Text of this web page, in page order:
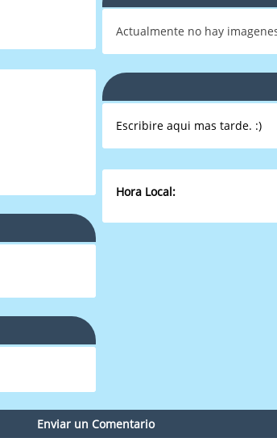
Actualmente no hay
Escribire aqui mas tarde. :)
Hora Local:
Enviar un Comentario